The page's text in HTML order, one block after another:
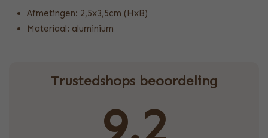
Afmetingen: 2,5x3,5cm (HxB)
Materiaal: aluminium
Trustedshops beoordeling
9.2